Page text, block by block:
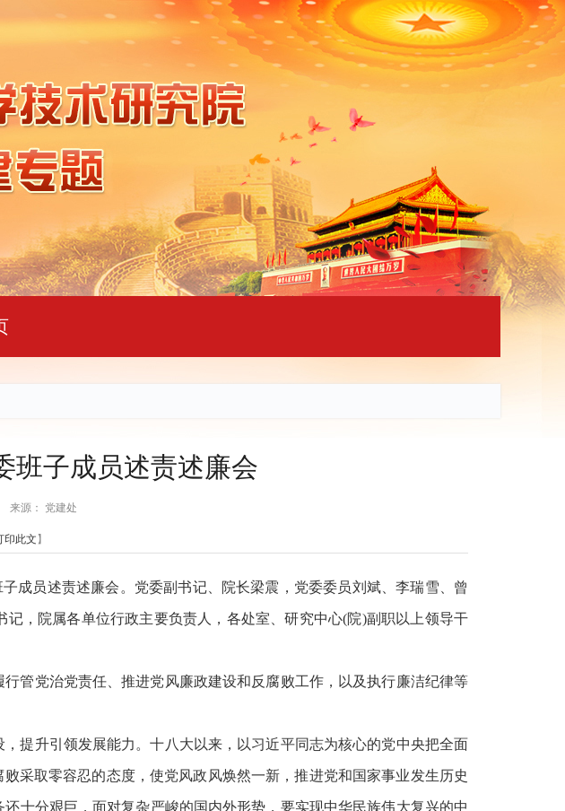
班子成员述责述廉会
源： 党建处
印此文 】
成员述责述廉会。党委副书记、院长梁震，党委委员刘斌、李瑞雪、曾
，院属各单位行政主要负责人，各处室、研究中心(院)副职以上领导干
管党治党责任、推进党风廉政建设和反腐败工作，以及执行廉洁纪律等
提升引领发展能力。十八大以来，以习近平同志为核心的党中央把全面
采取零容忍的态度，使党风政风焕然一新，推进党和国家事业发生历史
十分艰巨，面对复杂严峻的国内外形势，要实现中华民族伟大复兴的中